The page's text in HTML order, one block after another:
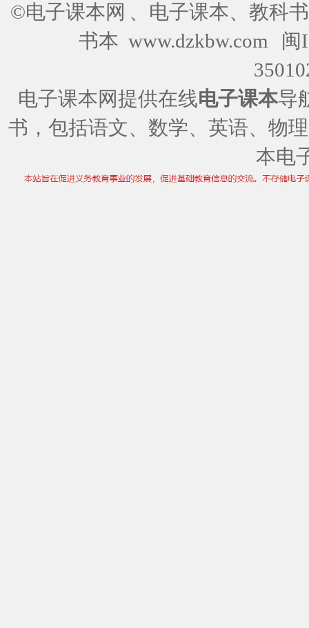
©电子课本网 、电子课本、教科
书本 www.dzkbw.com
闽
电子课本网提供在线电子课本导
书，包括语文、数学、英语、物
本电